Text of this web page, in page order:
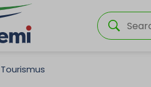
Tourismus